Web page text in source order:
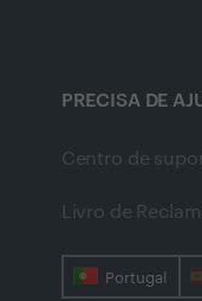
PRECISA DE
Centro de
Livro de
Portugal